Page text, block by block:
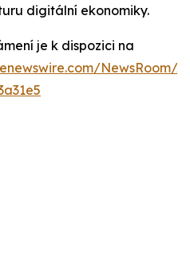
digitální ekonomiky.
je k dispozici na
NewsRoom/